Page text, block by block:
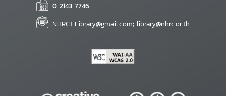
0 2143 7746
NHRCT.Library@gmail.com; library@nhrc.or.th